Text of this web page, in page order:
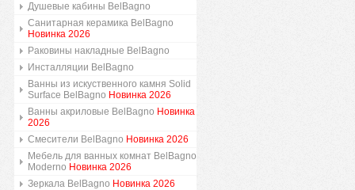
Душевые кабины BelBagno
Санитарная керамика BelBagno
Новинка 2026
Раковины накладные BelBagno
Инсталляции BelBagno
Ванны из искуственного камня Solid
Surface BelBagno Новинка 2026
Ванны акриловые BelBagno Новинка
2026
Смесители BelBagno Новинка 2026
Мебель для ванных комнат BelBagno
Moderno Новинка 2026
Зеркала BelBagno Новинка 2026